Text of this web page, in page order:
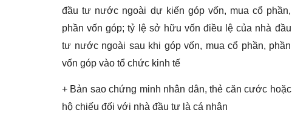
đầu tư nước ngoài dự kiến góp vốn, mua cổ phần,
phần vốn góp; tỷ lệ sở hữu vốn điều lệ của nhà đầu
tư nước ngoài sau khi góp vốn, mua cổ phần, phần
vốn góp vào tổ chức kinh tế
+ Bản sao chứng minh nhân dân, thẻ căn cước hoặc
hộ chiếu đối với nhà đầu tư là cá nhân